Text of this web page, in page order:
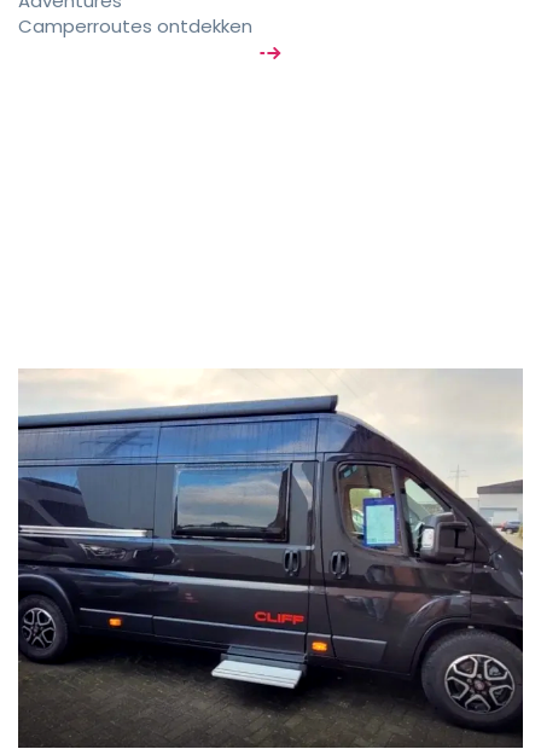
Camperroutes ontdekken